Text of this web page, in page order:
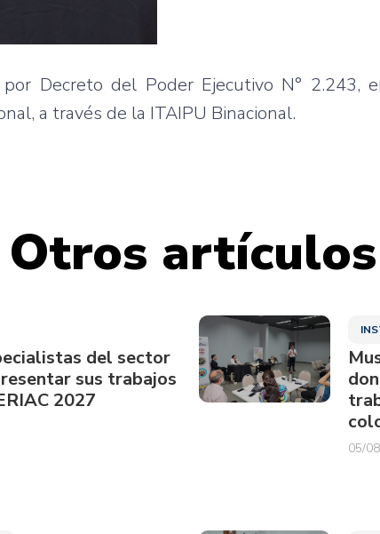
Decreto del Poder Ejecutivo N° 2.243,
a través de la ITAIPU Binacional.
Otros artículos
del sector
sus trabajos
2027
05/